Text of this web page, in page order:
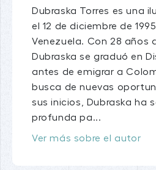
Dubraska Torres es una
el 12 de diciembre de
Venezuela. Con 28 años
Dubraska se graduó en
antes de emigrar a
busca de nuevas
sus inicios, Dubraska ha
profunda pa...
Ver más sobre el autor